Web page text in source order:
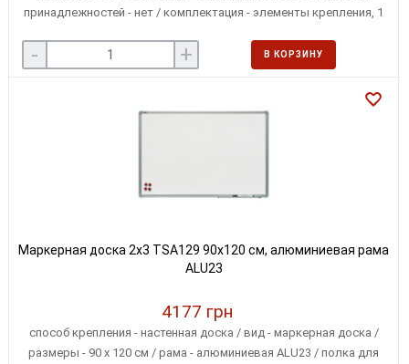
принадлежностей - нет / комплектация - элементы крепления, 1
- + В КОРЗИНУ
Маркерная доска 2x3 TSA129 90х120 см, алюминиевая рама
ALU23
4177 грн
способ крепления - настенная доска / вид - маркерная доска /
размеры - 90 х 120 см / рама - алюминиевая ALU23 / полка для